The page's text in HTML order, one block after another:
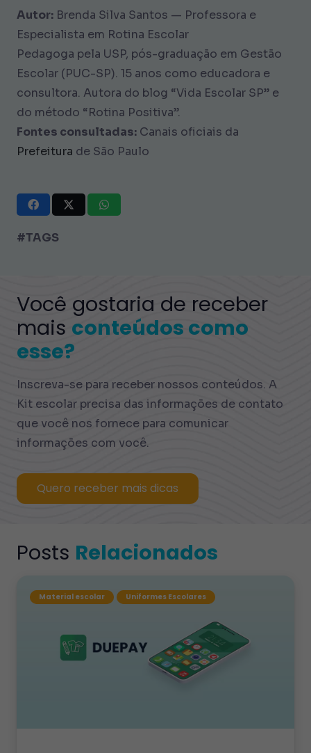
Autor: Brenda Silva Santos — Professora e
Especialista em Rotina Escolar
Pedagoga pela USP, pós-graduação em Gestão
Escolar (PUC-SP). 15 anos como educadora e
consultora. Autora do blog “Vida Escolar SP” e
do método “Rotina Positiva”.
Fontes consultadas: Canais oficiais da
Prefeitura de São Paulo
#TAGS
Você gostaria de receber
mais conteúdos como
esse?
Inscreva-se para receber nossos conteúdos. A
Kit escolar precisa das informações de contato
que você nos fornece para comunicar
informações com você.
Quero receber mais dicas
Posts Relacionados
Material escolar Uniformes Escolares